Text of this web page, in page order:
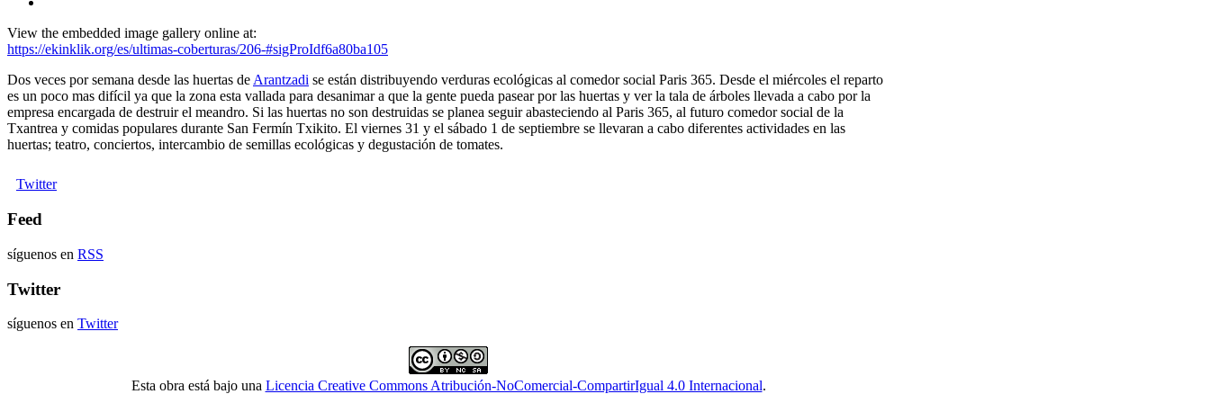
View the embedded image gallery online at:
https://ekinklik.org/es/ultimas-coberturas/206-#sigProIdf6a80ba105
Dos veces por semana desde las huertas deArantzadi se están distribuyendo verduras ecológicas al comedor social Paris 365. Desde el miércoles el reparto
es un poco mas difícil ya que la zona esta vallada para desanimar a que la gente pueda pasear por las huertas y ver la tala de árboles llevada a cabo por la
empresa encargada de destruir el meandro. Si las huertas no son destruidas se planea seguir abasteciendo al Paris 365, al futuro comedor social de la
Txantrea y comidas populares durante San Fermín Txikito. El viernes 31 y el sábado 1 de septiembre se llevaran a cabo diferentes actividades en las
huertas; teatro, conciertos, intercambio de semillas ecológicas y degustación de tomates.
Twitter
Feed
síguenos en RSS
Twitter
síguenos en Twitter
Esta obra está bajo una Licencia Creative Commons Atribución-NoComercial-CompartirIgual 4.0 Internacional.